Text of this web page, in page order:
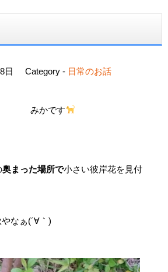
日 Category - 日常のお話
みかです
奥まった場所で小さい彼岸花を見付
なぁ(´∀｀)